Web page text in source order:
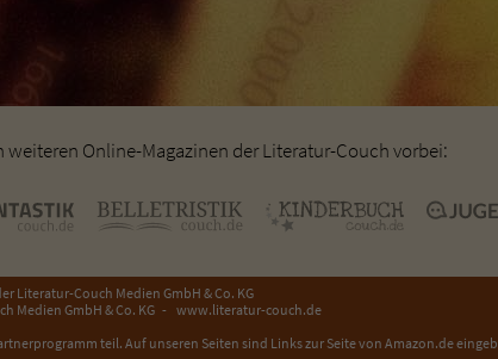
weiteren Online-Magazinen der Literatur-Couch vorbei:
Literatur-Couch Medien GmbH & Co. KG
Medien GmbH & Co. KG
www.literatur-couch.de
teil. Auf unseren Seiten sind Links zur Seite von Amazon.de